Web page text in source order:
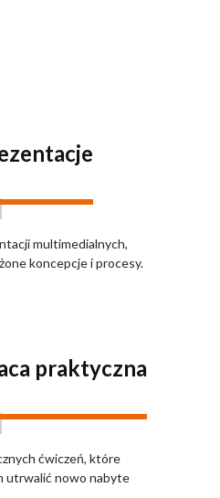
multimedialnych,
koncepcje i procesy.
praktyczna
ćwiczeń, które
utrwalić nowo nabyte